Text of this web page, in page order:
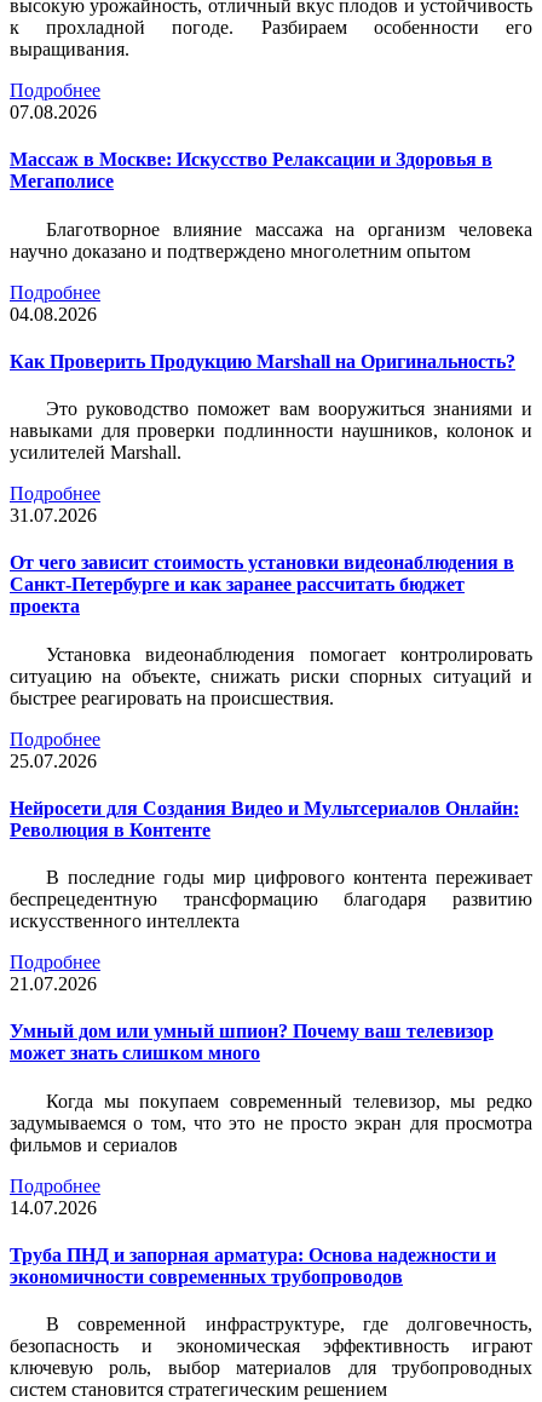
высокую урожайность, отличный вкус плодов и устойчивость
к прохладной погоде. Разбираем особенности его
выращивания.
Подробнее
07.08.2026
Массаж в Москве: Искусство Релаксации и Здоровья в
Мегаполисе
Благотворное влияние массажа на организм человека
научно доказано и подтверждено многолетним опытом
Подробнее
04.08.2026
Как Проверить Продукцию Marshall на Оригинальность?
Это руководство поможет вам вооружиться знаниями и
навыками для проверки подлинности наушников, колонок и
усилителей Marshall.
Подробнее
31.07.2026
От чего зависит стоимость установки видеонаблюдения в
Санкт-Петербурге и как заранее рассчитать бюджет
проекта
Установка видеонаблюдения помогает контролировать
ситуацию на объекте, снижать риски спорных ситуаций и
быстрее реагировать на происшествия.
Подробнее
25.07.2026
Нейросети для Создания Видео и Мультсериалов Онлайн:
Революция в Контенте
В последние годы мир цифрового контента переживает
беспрецедентную трансформацию благодаря развитию
искусственного интеллекта
Подробнее
21.07.2026
Умный дом или умный шпион? Почему ваш телевизор
может знать слишком много
Когда мы покупаем современный телевизор, мы редко
задумываемся о том, что это не просто экран для просмотра
фильмов и сериалов
Подробнее
14.07.2026
Труба ПНД и запорная арматура: Основа надежности и
экономичности современных трубопроводов
В современной инфраструктуре, где долговечность,
безопасность и экономическая эффективность играют
ключевую роль, выбор материалов для трубопроводных
систем становится стратегическим решением